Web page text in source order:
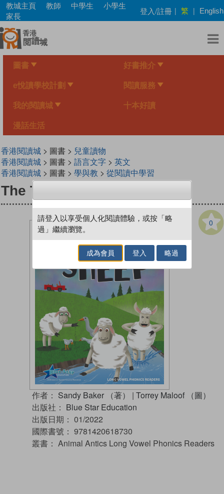
Skip
main
content
教城主頁 教師 中學生
小學生
家長
登入/註冊 | 繁 | English
圖書 好書推介
e悅讀學校計劃 閱讀服務
我的閱讀城 十本好讀
漫話生活
香港閱讀城> 圖書 > 兒童讀物
香港閱讀城> 圖書 > 語言文字> 英文
香港閱讀城> 圖書 > 學與教 > 從閱讀中學習
The Three Sheep
0
作者： Sandy Baker （著） | Torrey Maloof （圖）
出版社： Blue Star Education
出版日期： 01/2022
國際書號： 9781420618730
叢書： Animal Antics Long Vowel Phonics Readers
請登入以享受個人化閱讀體驗，或按「略
過」繼續瀏覽。
成為會員 登入 略過